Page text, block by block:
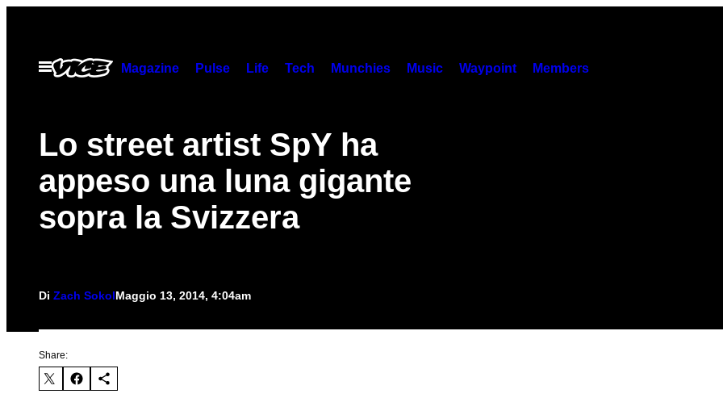
contenuto
Apri
Magazine Pulse Life Tech Munchies Music Waypoint Members
Lo street artist SpY ha
appeso una luna gigante
sopra la Svizzera
Di Zach SokolMaggio 13, 2014, 4:04am
Share: